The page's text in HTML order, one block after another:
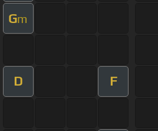
Gm
D F